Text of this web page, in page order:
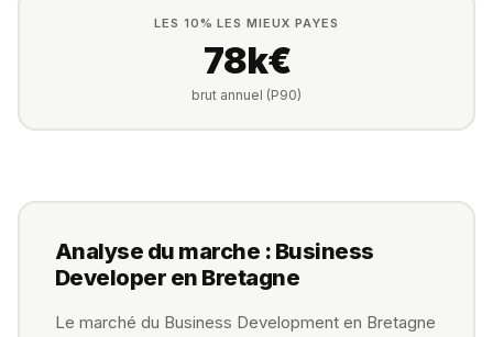
LES 10% LES MIEUX PAYES
78k€
brut annuel (P90)
Analyse du marche : Business
Developer en Bretagne
Le marché du Business Development en Bretagne